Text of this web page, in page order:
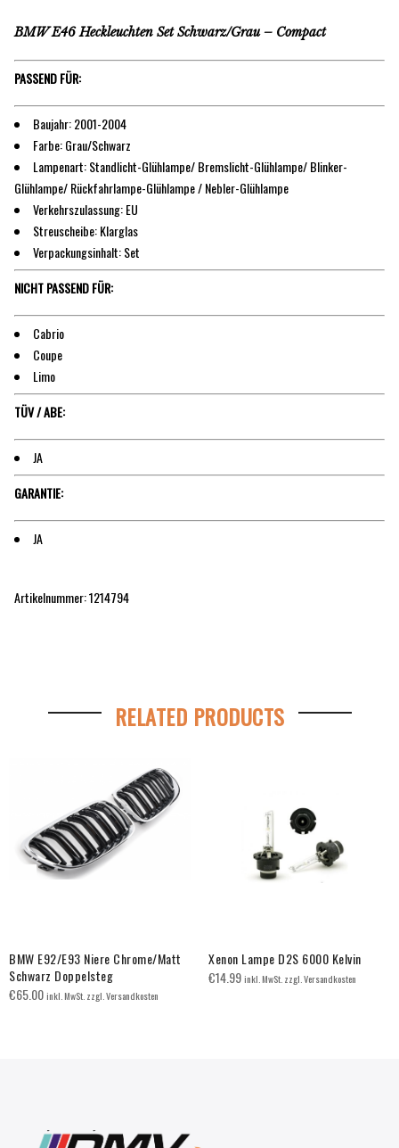
BMW E46 Heckleuchten Set Schwarz/Grau – Compact
PASSEND FÜR:
Baujahr: 2001-2004
Farbe: Grau/Schwarz
Lampenart: Standlicht-Glühlampe/ Bremslicht-Glühlampe/ Blinker-
Glühlampe/ Rückfahrlampe-Glühlampe / Nebler-Glühlampe
Verkehrszulassung: EU
Streuscheibe: Klarglas
Verpackungsinhalt: Set
NICHT PASSEND FÜR:
Cabrio
Coupe
Limo
TÜV / ABE:
JA
GARANTIE:
JA
Artikelnummer: 1214794
RELATED PRODUCTS
BMW E92/E93 Niere Chrome/Matt
Schwarz Doppelsteg
€65.00inkl. MwSt. zzgl. Versandkosten
Xenon Lampe D2S 6000 Kelvin
€14.99inkl. MwSt. zzgl. Versandkosten